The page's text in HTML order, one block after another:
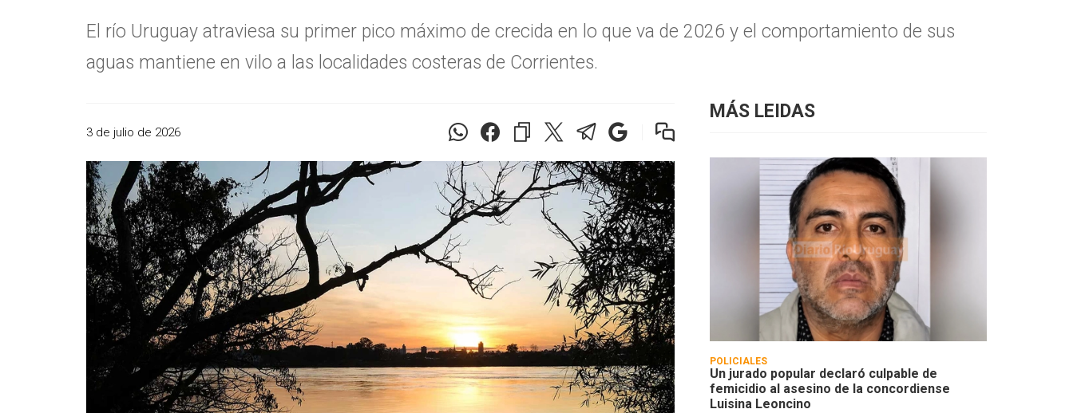
El río Uruguay atraviesa su primer pico máximo de crecida en lo que va de 2026 y el comportamiento de sus
aguas mantiene en vilo a las localidades costeras de Corrientes.
3 de julio de 2026
MÁS LEIDAS
POLICIALES
Un jurado popular declaró culpable de
femicidio al asesino de la concordiense
Luisina Leoncino